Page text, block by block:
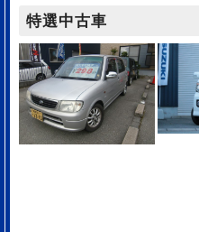
特選中古車